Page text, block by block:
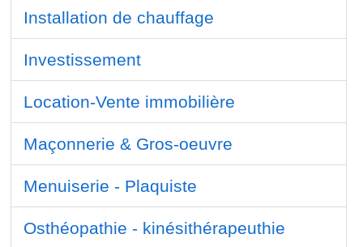
Installation de chauffage
Investissement
Location-Vente immobilière
Maçonnerie & Gros-oeuvre
Menuiserie - Plaquiste
Osthéopathie - kinésithérapeuthie